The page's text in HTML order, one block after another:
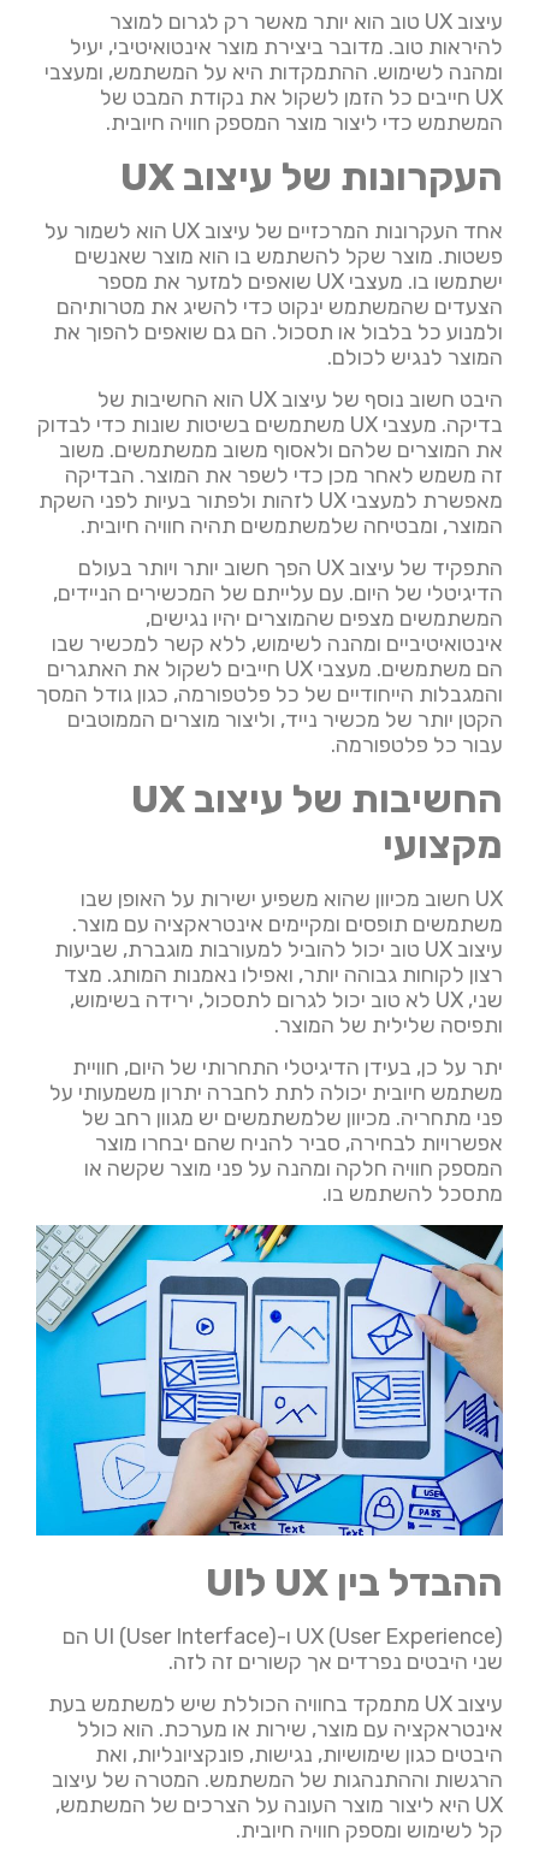
עיצוב UX טוב הוא יותר מאשר רק לגרום למוצר
להיראות טוב. מדובר ביצירת מוצר אינטואיטיבי, יעיל
ומהנה לשימוש. ההתמקדות היא על המשתמש, ומעצבי
UX חייבים כל הזמן לשקול את נקודת המבט של
המשתמש כדי ליצור מוצר המספק חוויה חיובית.
העקרונות של עיצוב UX
אחד העקרונות המרכזיים של עיצוב UX הוא לשמור על
פשטות. מוצר שקל להשתמש בו הוא מוצר שאנשים
ישתמשו בו. מעצבי UX שואפים למזער את מספר
הצעדים שהמשתמש ינקוט כדי להשיג את מטרותיהם
ולמנוע כל בלבול או תסכול. הם גם שואפים להפוך את
המוצר לנגיש לכולם.
היבט חשוב נוסף של עיצוב UX הוא החשיבות של
בדיקה. מעצבי UX משתמשים בשיטות שונות כדי לבדוק
את המוצרים שלהם ולאסוף משוב ממשתמשים. משוב
זה משמש לאחר מכן כדי לשפר את המוצר. הבדיקה
מאפשרת למעצבי UX לזהות ולפתור בעיות לפני השקת
המוצר, ומבטיחה שלמשתמשים תהיה חוויה חיובית.
התפקיד של עיצוב UX הפך חשוב יותר ויותר בעולם
הדיגיטלי של היום. עם עלייתם של המכשירים הניידים,
המשתמשים מצפים שהמוצרים יהיו נגישים,
אינטואיטיביים ומהנה לשימוש, ללא קשר למכשיר שבו
הם משתמשים. מעצבי UX חייבים לשקול את האתגרים
והמגבלות הייחודיים של כל פלטפורמה, כגון גודל המסך
הקטן יותר של מכשיר נייד, וליצור מוצרים הממוטבים
עבור כל פלטפורמה.
החשיבות של עיצוב UX
מקצועי
UX חשוב מכיוון שהוא משפיע ישירות על האופן שבו
משתמשים תופסים ומקיימים אינטראקציה עם מוצר.
עיצוב UX טוב יכול להוביל למעורבות מוגברת, שביעות
רצון לקוחות גבוהה יותר, ואפילו נאמנות המותג. מצד
שני, UX לא טוב יכול לגרום לתסכול, ירידה בשימוש,
ותפיסה שלילית של המוצר.
יתר על כן, בעידן הדיגיטלי התחרותי של היום, חוויית
משתמש חיובית יכולה לתת לחברה יתרון משמעותי על
פני מתחריה. מכיוון שלמשתמשים יש מגוון רחב של
אפשרויות לבחירה, סביר להניח שהם יבחרו מוצר
המספק חוויה חלקה ומהנה על פני מוצר שקשה או
מתסכל להשתמש בו.
ההבדל בין UX לUI
UX (User Experience) ו-UI (User Interface) הם
שני היבטים נפרדים אך קשורים זה לזה.
עיצוב UX מתמקד בחוויה הכוללת שיש למשתמש בעת
אינטראקציה עם מוצר, שירות או מערכת. הוא כולל
היבטים כגון שימושיות, נגישות, פונקציונליות, ואת
הרגשות וההתנהגות של המשתמש. המטרה של עיצוב
UX היא ליצור מוצר העונה על הצרכים של המשתמש,
קל לשימוש ומספק חוויה חיובית.